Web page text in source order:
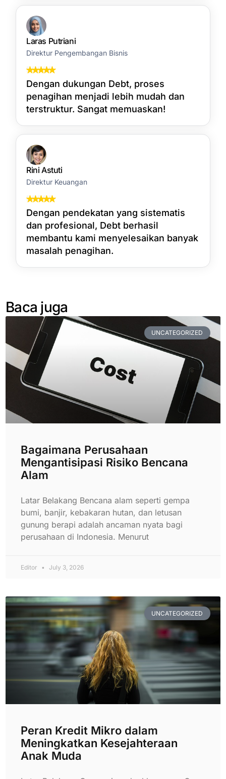
Laras Putriani
Direktur Pengembangan Bisnis
Dengan dukungan Debt, proses
penagihan menjadi lebih mudah dan
terstruktur. Sangat memuaskan!
Rini Astuti
Direktur Keuangan
Dengan pendekatan yang sistematis
dan profesional, Debt berhasil
membantu kami menyelesaikan banyak
masalah penagihan.
Baca juga
UNCATEGORIZED
Bagaimana Perusahaan
Mengantisipasi Risiko Bencana
Alam
Latar Belakang Bencana alam seperti gempa
bumi, banjir, kebakaran hutan, dan letusan
gunung berapi adalah ancaman nyata bagi
perusahaan di Indonesia. Menurut
Editor July 3, 2026
UNCATEGORIZED
Peran Kredit Mikro dalam
Meningkatkan Kesejahteraan
Anak Muda